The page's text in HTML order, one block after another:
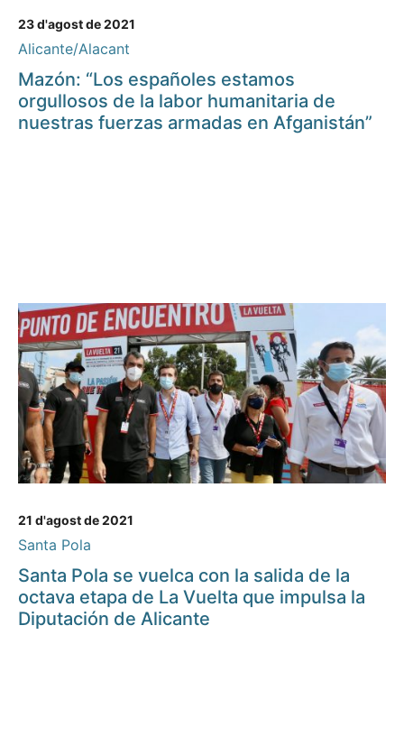
23 d'agost de 2021
Alicante/Alacant
Mazón: “Los españoles estamos
orgullosos de la labor humanitaria de
nuestras fuerzas armadas en Afganistán”
21 d'agost de 2021
Santa Pola
Santa Pola se vuelca con la salida de la
octava etapa de La Vuelta que impulsa la
Diputación de Alicante